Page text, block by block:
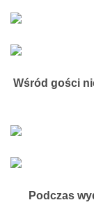
Wśród gości
Podczas